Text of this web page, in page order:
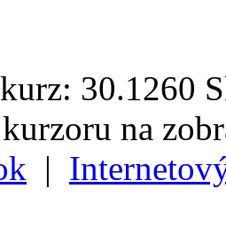
30.1260
na
|